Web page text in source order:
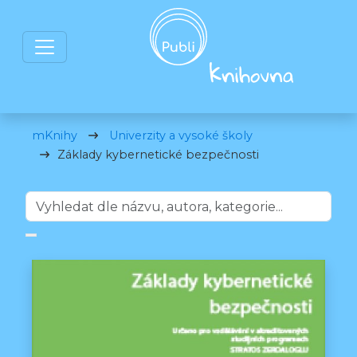
mKnihy
Univerzity a vysoké školy
Základy kybernetické bezpečnosti